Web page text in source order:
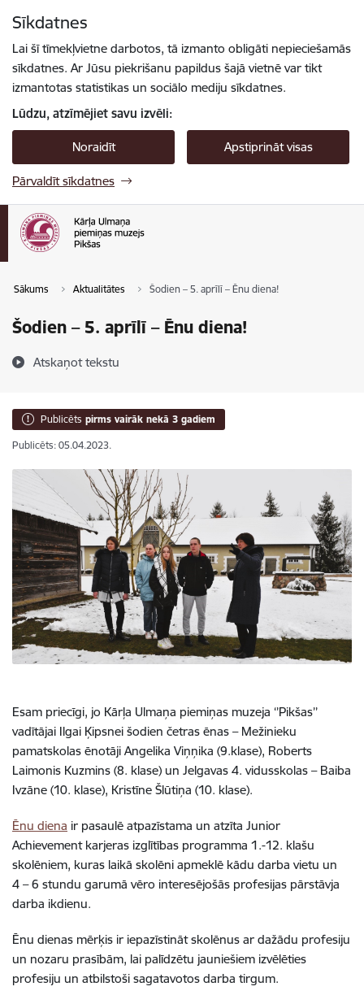
Sīkdatnes
Lai šī tīmekļvietne darbotos, tā izmanto obligāti nepieciešamās
sīkdatnes. Ar Jūsu piekrišanu papildus šajā vietnē var tikt
izmantotas statistikas un sociālo mediju sīkdatnes.
Lūdzu, atzīmējiet savu izvēli:
Noraidīt Apstiprināt visas
Pārvaldīt sīkdatnes
Sākums Aktualitātes Šodien – 5. aprīlī – Ēnu diena!
Šodien – 5. aprīlī – Ēnu diena!
Atskaņot tekstu
Publicēts pirms vairāk nekā 3 gadiem
Publicēts: 05.04.2023.
Esam priecīgi, jo Kārļa Ulmaņa piemiņas muzeja ‘’Pikšas’’
vadītājai Ilgai Ķipsnei šodien četras ēnas – Mežinieku
pamatskolas ēnotāji Angelika Viņņika (9.klase), Roberts
Laimonis Kuzmins (8. klase) un Jelgavas 4. vidusskolas – Baiba
Ivzāne (10. klase), Kristīne Šlūtiņa (10. klase).
Ēnu diena ir pasaulē atpazīstama un atzīta Junior
Achievement karjeras izglītības programma 1.-12. klašu
skolēniem, kuras laikā skolēni apmeklē kādu darba vietu un
4 –6 stundu garumā vēro interesējošās profesijas pārstāvja
darba ikdienu.
Ēnu dienas mērķis ir iepazīstināt skolēnus ar dažādu profesiju
un nozaru prasībām, lai palīdzētu jauniešiem izvēlēties
profesiju un atbilstoši sagatavotos darba tirgum.